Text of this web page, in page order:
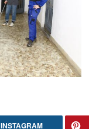
INSTAGRAM